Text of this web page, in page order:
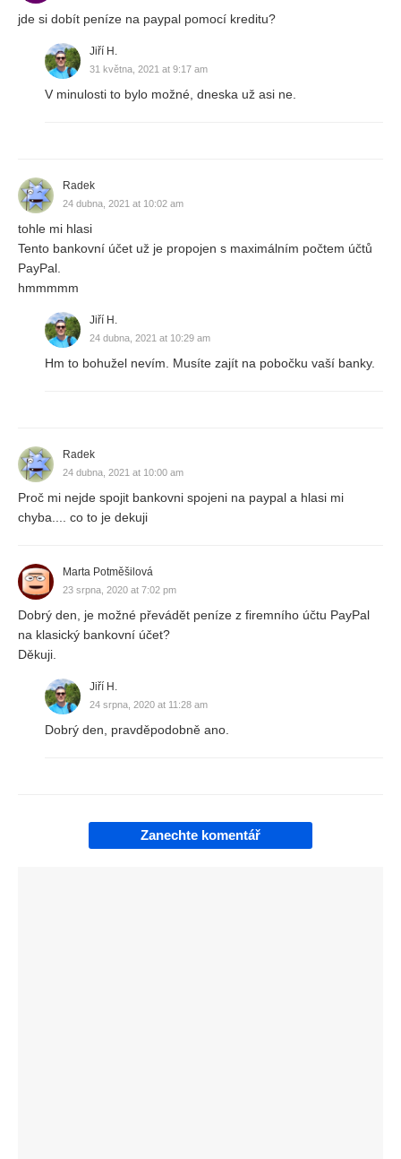
jde si dobít peníze na paypal pomocí kreditu?
Jiří H.
31 května, 2021 at 9:17 am
V minulosti to bylo možné, dneska už asi ne.
Radek
24 dubna, 2021 at 10:02 am
tohle mi hlasi
Tento bankovní účet už je propojen s maximálním počtem účtů
PayPal.
hmmmmm
Jiří H.
24 dubna, 2021 at 10:29 am
Hm to bohužel nevím. Musíte zajít na pobočku vaší banky.
Radek
24 dubna, 2021 at 10:00 am
Proč mi nejde spojit bankovni spojeni na paypal a hlasi mi
chyba.... co to je dekuji
Marta Potměšilová
23 srpna, 2020 at 7:02 pm
Dobrý den, je možné převádět peníze z firemního účtu PayPal
na klasický bankovní účet?
Děkuji.
Jiří H.
24 srpna, 2020 at 11:28 am
Dobrý den, pravděpodobně ano.
Zanechte komentář